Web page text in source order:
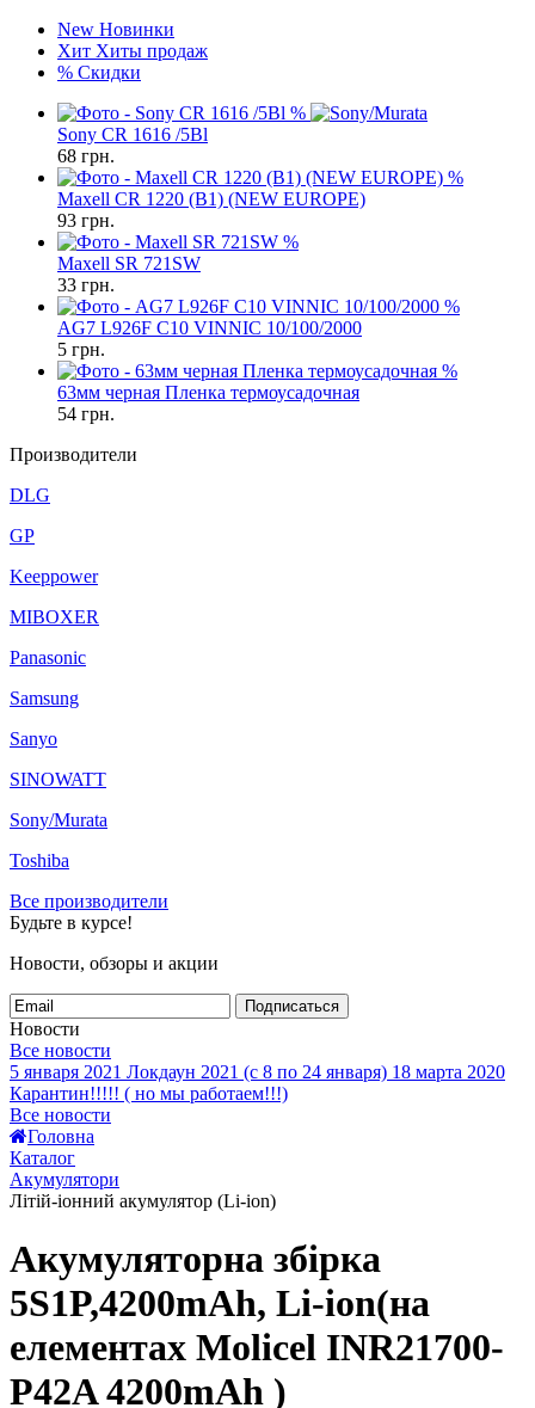
New Новинки
Хит Хиты продаж
% Скидки
%
Sony CR 1616 /5Bl
68 грн.
%
Maxell CR 1220 (B1) (NEW EUROPE)
93 грн.
%
Maxell SR 721SW
33 грн.
%
AG7 L926F C10 VINNIC 10/100/2000
5 грн.
%
63мм черная Пленка термоусадочная
54 грн.
Производители
DLG
GP
Keeppower
MIBOXER
Panasonic
Samsung
Sanyo
SINOWATT
Sony/Murata
Toshiba
Все производители
Будьте в курсе!
Новости, обзоры и акции
Подписаться
Новости
Все новости
5 января 2021 Локдаун 2021 (с 8 по 24 января) 18 марта 2020
Карантин!!!!! ( но мы работаем!!!)
Все новости
Головна
Каталог
Акумулятори
Літій-іонний акумулятор (Li-ion)
Акумуляторна збірка
5S1P,4200mAh, Li-ion(на
елементах Molicel INR21700-
P42A 4200mAh )